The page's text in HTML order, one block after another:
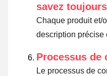
savez
Chaque produit et/
description précise
Processus de
Le processus de